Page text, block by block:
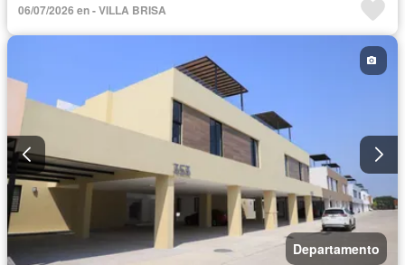
Gimnasio
Internet Jardín
06/07/2026 en - VILLA BRISA
Departamento